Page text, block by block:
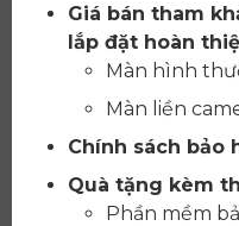
Giá bán tham
lắp đặt hoàn
Màn hình
Màn liền
Chính sách bảo
Quà tặng kèm
Phần mềm